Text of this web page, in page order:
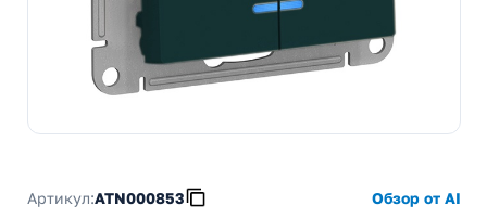
Артикул:ATN000853
Обзор от AI